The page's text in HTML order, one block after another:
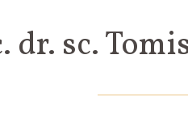
dr. sc.